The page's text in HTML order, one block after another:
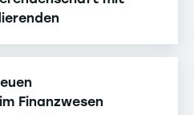
Finanzwesen